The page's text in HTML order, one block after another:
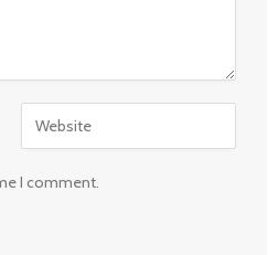
I comment.